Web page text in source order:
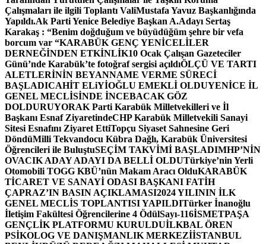
Çalışmaları ile ilgili Toplantı ValiMustafa Yavuz Başkanlığında
Yapıldı.Ak Parti Yenice Belediye Başkan A.Adayı Sertaş
Karakaş : “Benim doğduğum ve büyüdüğüm şehre bir vefa
borcum var “KARABÜK GENÇ YENİCELİLER
DERNEĞİNDEN ETKİNLİK10 Ocak Çalışan Gazeteciler
Günü’nde Karabük’te fotoğraf sergisi açıldıÖLÇÜ VE TARTI
ALETLERİNİN BEYANNAME VERME SÜRECİ
BAŞLADICAHİT ELiYİOĞLU EMEKLİ OLDUYENİCE İL
GENEL MECLİSİNDE İNCEBACAK GÖZ
DOLDURUYORAK Parti Karabük Milletvekilleri ve İl
Başkanı Esnaf ZiyaretindeCHP Karabük Milletvekili Sanayi
Sitesi Esnafını Ziyaret EttiTopçu Siyaset Sahnesine Geri
DöndüMilli Tekvandocu Kübra Dağlı, Karabük Üniversitesi
Öğrencileri ile BuluştuSEÇİM TAKVİMİ BAŞLADIMHP’NİN
OVACIK ADAY ADAYI DA BELLİ OLDUTürkiye’nin Yerli
Otomobili TOGG KBÜ’nün Makam Aracı OlduKARABÜK
TİCARET VE SANAYİ ODASI BAŞKANI FATİH
ÇAPRAZ’IN BASIN AÇIKLAMASI2024 YILININ İLK
GENEL MECLİS TOPLANTISI YAPILDITürker İnanoğlu
İletişim Fakültesi Öğrencilerine 4 ÖdülSayı-116İSMETPAŞA
GENÇLİK PLATFORMU KURULDUİLKBAL ÖREN
PSİKOLOG VE DANIŞMANLIK MERKEZİİSTANBUL